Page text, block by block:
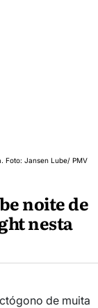
Foto: Jansen Lube/ PMV
noite de
nesta
de muita